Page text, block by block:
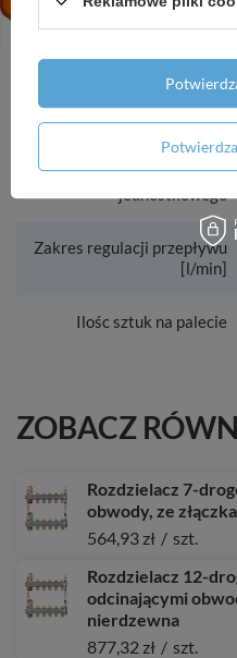
Rozmiar belki
Rozstaw belek [mm]
Sposób pakowania
jednostkowego
Zakres regulacji przepływu
[l/min]
Ilośc sztuk na palecie
ZOBACZ
Rozdzielacz 7-
obwody, ze
564,93 zł / szt.
Rozdzielacz 12-
odcinającymi
nierdzewna
877,32 zł / szt.